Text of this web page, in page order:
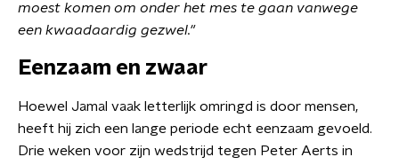
moest komen om onder het mes te gaan vanwege
een kwaadaardig gezwel."
Eenzaam en zwaar
Hoewel Jamal vaak letterlijk omringd is door mensen,
heeft hij zich een lange periode echt eenzaam gevoeld.
Drie weken voor zijn wedstrijd tegen Peter Aerts in